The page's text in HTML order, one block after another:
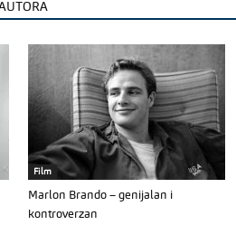
Film
Marlon Brando – genijalan i
kontroverzan